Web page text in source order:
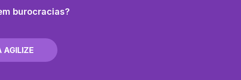
burocracias?
AGILIZE